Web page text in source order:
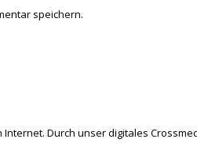
speichern.
Durch unser digitales